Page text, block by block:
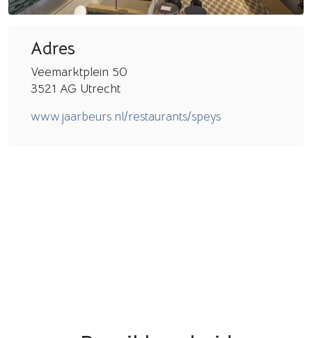
Adres
Veemarktplein 50
3521 AG Utrecht
www.jaarbeurs.nl/restaurants/speys